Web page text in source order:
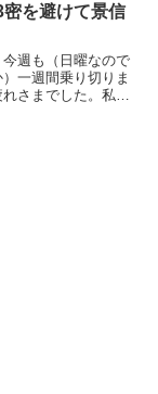
を避けて景信
今週も（日曜なので
一週間乗り切りま
さまでした。私は
グをやりました。